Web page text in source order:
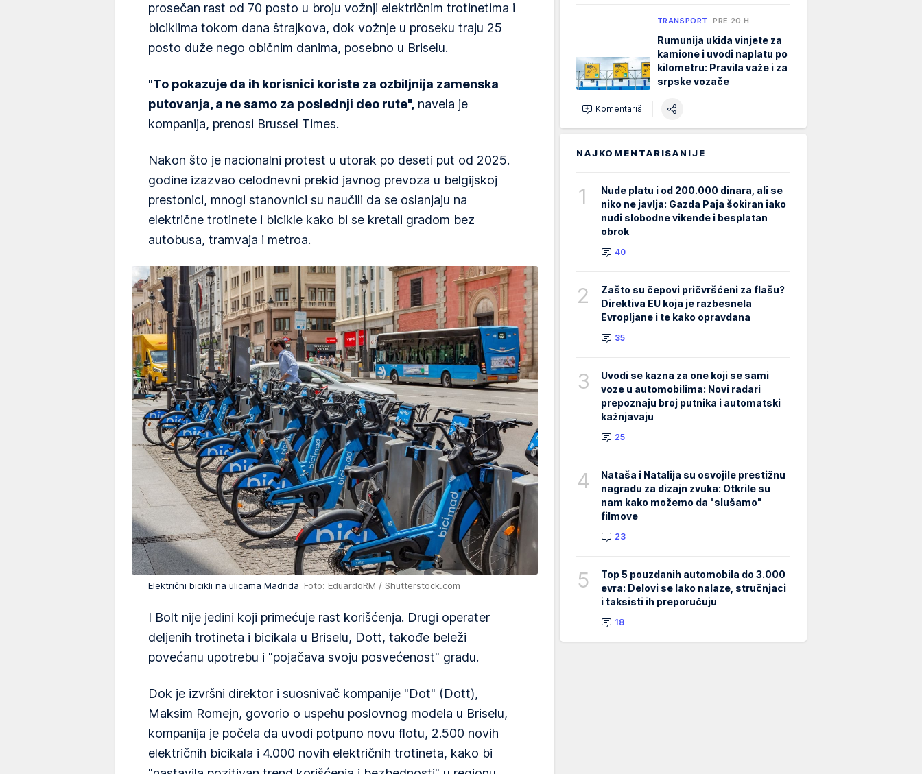
prosečan rast od 70 posto u broju vožnji električnim trotinetima i
biciklima tokom dana štrajkova, dok vožnje u proseku traju 25
posto duže nego običnim danima, posebno u Briselu.
"To pokazuje da ih korisnici koriste za ozbiljnija zamenska
putovanja, a ne samo za poslednji deo rute", navela je
kompanija, prenosi Brussel Times.
Nakon što je nacionalni protest u utorak po deseti put od 2025.
godine izazvao celodnevni prekid javnog prevoza u belgijskoj
prestonici, mnogi stanovnici su naučili da se oslanjaju na
električne trotinete i bicikle kako bi se kretali gradom bez
autobusa, tramvaja i metroa.
Električni bicikli na ulicama Madrida Foto: EduardoRM / Shutterstock.com
I Bolt nije jedini koji primećuje rast korišćenja. Drugi operater
deljenih trotineta i bicikala u Briselu, Dott, takođe beleži
povećanu upotrebu i "pojačava svoju posvećenost" gradu.
Dok je izvršni direktor i suosnivač kompanije "Dot" (Dott),
Maksim Romejn, govorio o uspehu poslovnog modela u Briselu,
kompanija je počela da uvodi potpuno novu flotu, 2.500 novih
električnih bicikala i 4.000 novih električnih trotineta, kako bi
TRANSPORT PRE 20 H
Rumunija ukida vinjete za
kamione i uvodi naplatu po
kilometru: Pravila važe i za
srpske vozače
Komentariši
NAJKOMENTARISANIJE
1
Nude platu i od 200.000 dinara, ali se
niko ne javlja: Gazda Paja šokiran iako
nudi slobodne vikende i besplatan
obrok
40
2
Zašto su čepovi pričvršćeni za flašu?
Direktiva EU koja je razbesnela
Evropljane i te kako opravdana
35
3
Uvodi se kazna za one koji se sami
voze u automobilima: Novi radari
prepoznaju broj putnika i automatski
kažnjavaju
25
4
Nataša i Natalija su osvojile prestižnu
nagradu za dizajn zvuka: Otkrile su
nam kako možemo da "slušamo"
filmove
23
5
Top 5 pouzdanih automobila do 3.000
evra: Delovi se lako nalaze, stručnjaci
i taksisti ih preporučuju
18